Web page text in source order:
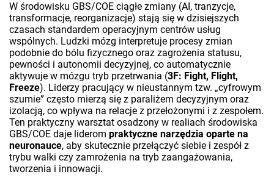
W środowisku GBS/COE ciągłe zmiany (AI, tranzycje,
transformacje, reorganizacje) stają się w dzisiejszych
czasach standardem operacyjnym centrów usług
wspólnych. Ludzki mózg interpretuje procesy zmian
podobnie do bólu fizycznego oraz zagrożenia statusu,
pewności i autonomii decyzyjnej, co automatycznie
aktywuje w mózgu tryb przetrwania (3F: Fight, Flight,
Freeze). Liderzy pracujący w nieustannym tzw. „cyfrowym
szumie” często mierzą się z paraliżem decyzyjnym oraz
izolacją, co wpływa na relacje z przełożonymi i z zespołem.
Ten praktyczny warsztat osadzony w realiach środowiska
GBS/COE daje liderom praktyczne narzędzia oparte na
neuronauce, aby skutecznie przełączyć siebie i zespół z
trybu walki czy zamrożenia na tryb zaangażowania,
tworzenia i innowacji.